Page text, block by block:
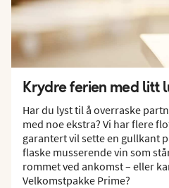
Krydre ferien med litt
Har du lyst til å overraske
med noe ekstra? Vi har flere
garantert vil sette en gullkant
flaske musserende vin som
rommet ved ankomst – eller
Velkomstpakke Prime?